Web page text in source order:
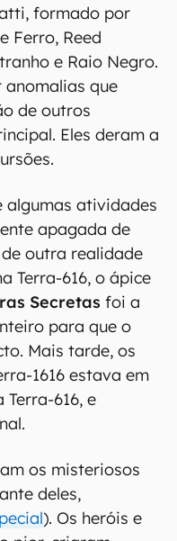
formado por
Ferro, Reed
e Raio Negro.
anomalias que
de outros
Eles deram a
algumas atividades
apagada de
outra realidade
Terra-616, o ápice
Secretas foi a
para que o
Mais tarde, os
1616 estava em
616, e
os misteriosos
deles,
). Os heróis e